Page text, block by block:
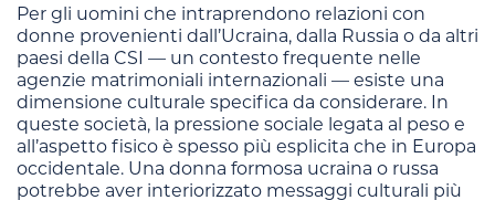
Per gli uomini che intraprendono relazioni con
donne provenienti dall’Ucraina, dalla Russia o da altri
paesi della CSI — un contesto frequente nelle
agenzie matrimoniali internazionali — esiste una
dimensione culturale specifica da considerare. In
queste società, la pressione sociale legata al peso e
all’aspetto fisico è spesso più esplicita che in Europa
occidentale. Una donna formosa ucraina o russa
potrebbe aver interiorizzato messaggi culturali più